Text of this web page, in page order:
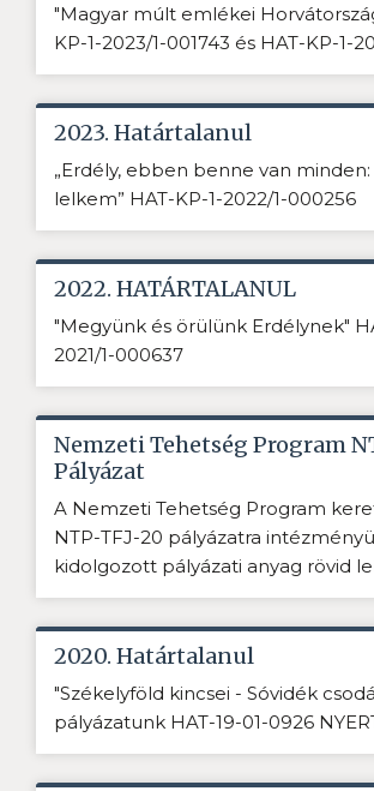
"Magyar múlt emlékei
KP-1-2023/1-001743 és HAT-KP-1-
2023. Határtalanul
„Erdély, ebben benne van minden:
lelkem” HAT-KP-1-2022/1-000256
2022. HATÁRTALANUL
"Megyünk és örülünk Erdélynek"
2021/1-000637
Nemzeti Tehetség Program
Pályázat
A Nemzeti Tehetség Program
NTP-TFJ-20 pályázatra
kidolgozott pályázati anyag rövid
2020. Határtalanul
"Székelyföld kincsei - Sóvidék
pályázatunk HAT-19-01-0926